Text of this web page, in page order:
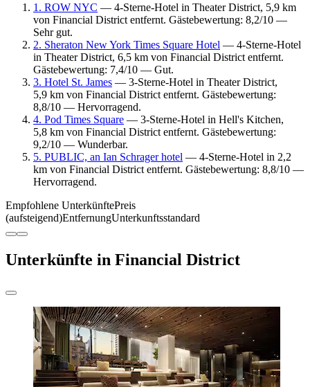
1. ROW NYC — 4-Sterne-Hotel in Theater District, 5,9 km
von Financial District entfernt. Gästebewertung: 8,2/10 —
Sehr gut.
2. Sheraton New York Times Square Hotel — 4-Sterne-Hotel
in Theater District, 6,5 km von Financial District entfernt.
Gästebewertung: 7,4/10 — Gut.
3. Hotel St. James — 3-Sterne-Hotel in Theater District,
5,9 km von Financial District entfernt. Gästebewertung:
8,8/10 — Hervorragend.
4. Pod Times Square — 3-Sterne-Hotel in Hell's Kitchen,
5,8 km von Financial District entfernt. Gästebewertung:
9,2/10 — Wunderbar.
5. PUBLIC, an Ian Schrager hotel — 4-Sterne-Hotel in 2,2
km von Financial District entfernt. Gästebewertung: 8,8/10 —
Hervorragend.
Empfohlene UnterkünftePreis
(aufsteigend)EntfernungUnterkunftsstandard
Unterkünfte in Financial District